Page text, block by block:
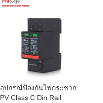
อุปกรณ์ป้องกันไฟกระชาก
PV Class C Din Rail